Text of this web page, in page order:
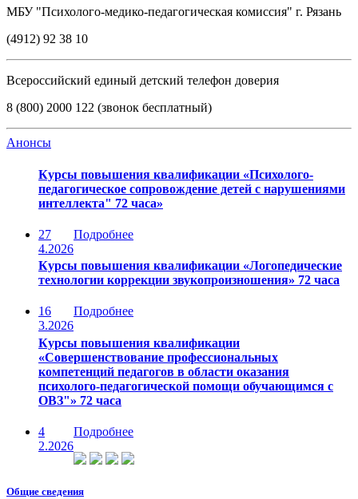
МБУ "Психолого-медико-педагогическая комиссия" г. Рязань
(4912) 92 38 10
Всероссийский единый детский телефон доверия
8 (800) 2000 122 (звонок бесплатный)
Анонсы
Курсы повышения квалификации «Психолого-
педагогическое сопровождение детей с нарушениями
интеллекта" 72 часа»
27
4.2026
Подробнее
Курсы повышения квалификации «Логопедические
технологии коррекции звукопроизношения» 72 часа
16
3.2026
Подробнее
Курсы повышения квалификации
«Совершенствование профессиональных
компетенций педагогов в области оказания
психолого-педагогической помощи обучающимся с
ОВЗ"» 72 часа
4
2.2026
Подробнее
Общие сведения